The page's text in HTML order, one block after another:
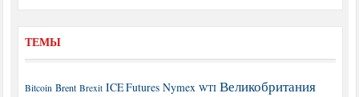
ТЕМЫ
Bitcoin Brent Brexit ICE Futures Nymex WTI Великобритания